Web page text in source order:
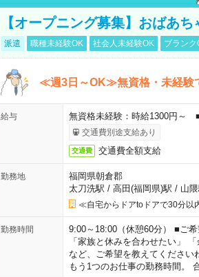
【オープニング募集】おばあ
派遣 職種未経験OK 社会人未経験OK ブランク
≪週3日～OK≫無資格・未経験
給与 無資格未経験：時給1300円
交通費別途支給あり
交通費 交通費全額支給
勤務地
福岡県朝倉郡
太刀洗駅 / 高田(福岡県)駅 / 山
≪自宅からドアtoドアで30分以
勤務時間
9:00～18:00（休憩60分） ■ご
「家族と休みを合わせたい」
など、ご希望を教えてください
もう1つのお仕事の勤務時間。